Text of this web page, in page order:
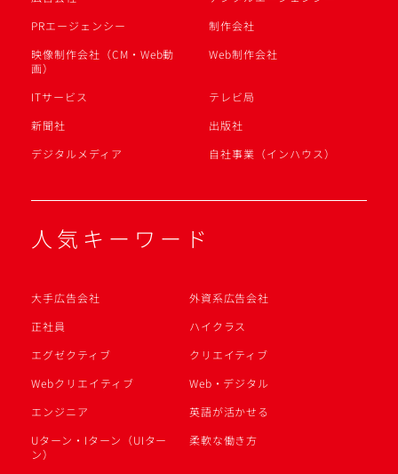
PRエージェンシー
制作会社
映像制作会社（CM・Web動
画）
Web制作会社
ITサービス
テレビ局
新聞社
出版社
デジタルメディア
自社事業（インハウス）
人気キーワード
大手広告会社
外資系広告会社
正社員
ハイクラス
エグゼクティブ
クリエイティブ
Webクリエイティブ
Web・デジタル
エンジニア
英語が活かせる
Uターン・Iターン（UIター
ン）
柔軟な働き方